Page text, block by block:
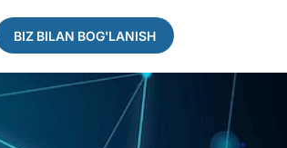
BIZ BILAN BOG'LANISH